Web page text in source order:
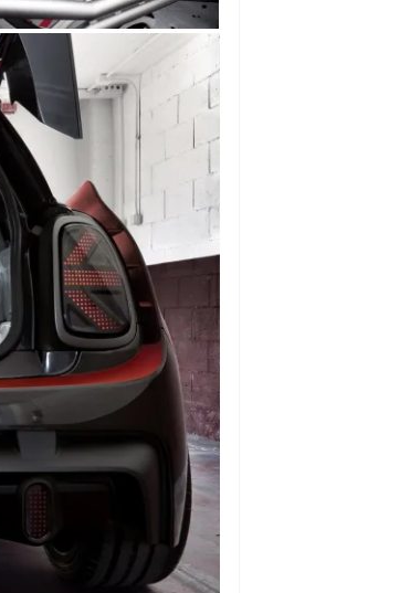
21 de octubre de 2021